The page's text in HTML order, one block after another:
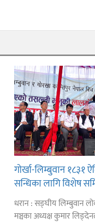
गोर्खा-लिम्बुवान १८३१
सन्धिका लागि विशेष
गर्न प्रधानमन्त्रीसँग
लिङ्देन
धरान : सङ्घीय लिम्बुवान
मञ्चका अध्यक्ष कुमार